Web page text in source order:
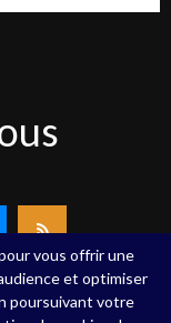
vous offrir une
et optimiser
poursuivant votre